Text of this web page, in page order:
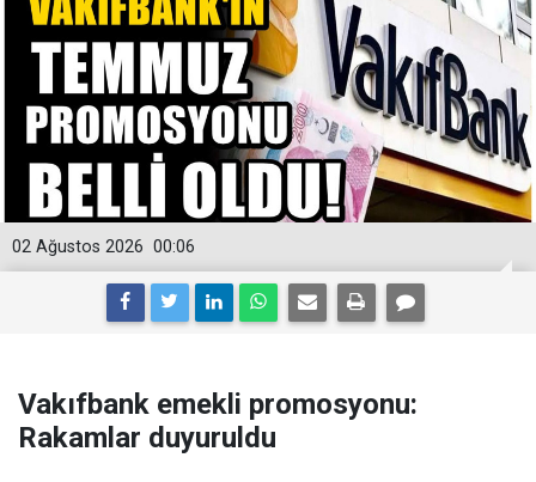
00:06
02 Ağustos 2026
Vakıfbank emekli promosyonu:
Rakamlar duyuruldu